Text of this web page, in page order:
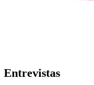
Entrevistas